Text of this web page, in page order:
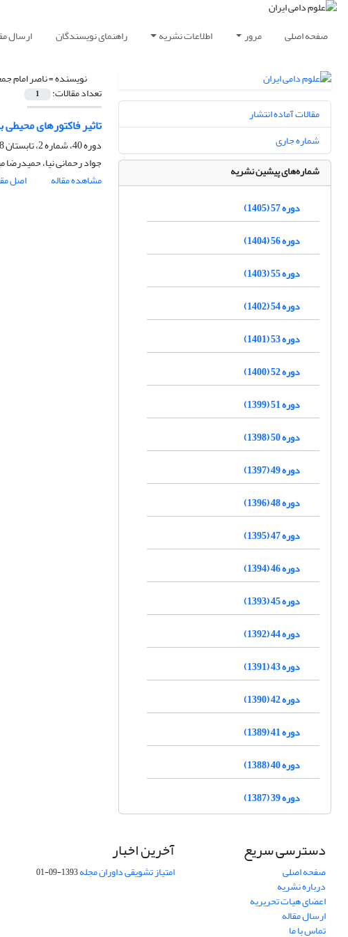
صفحه اصلی مرور اطلاعات نشریه راهنمای نویسندگان ارسال
نویسنده =ناصر امام
تعداد مقالات: 1
تاثیر فاکتورهای
دوره 40، شماره 2، تابستان 1388
جواد رحمانی نیا، حمیدرضا
مشاهده مقاله
اصل
مقالات آماده انتشار
شماره جاری
شماره‌های پیشین نشریه
دوره 57 (1405)
دوره 56 (1404)
دوره 55 (1403)
دوره 54 (1402)
دوره 53 (1401)
دوره 52 (1400)
دوره 51 (1399)
دوره 50 (1398)
دوره 49 (1397)
دوره 48 (1396)
دوره 47 (1395)
دوره 46 (1394)
دوره 45 (1393)
دوره 44 (1392)
دوره 43 (1391)
دوره 42 (1390)
دوره 41 (1389)
دوره 40 (1388)
دوره 39 (1387)
دسترسی سریع
صفحه اصلی
درباره نشریه
اعضای هیات تحریریه
ارسال مقاله
تماس با ما
آخرین اخبار
امتیاز تشویقی داوران مجله1393-09-01